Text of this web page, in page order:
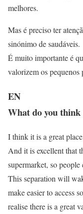
melhores.
Mas é preciso ter
sinónimo de saudáveis.
É muito importante é
valorizem os pequenos
EN
What do you
I think it is a great
And it is excellent that
supermarket, so people
This separation will
make easier to access
realise there is a great